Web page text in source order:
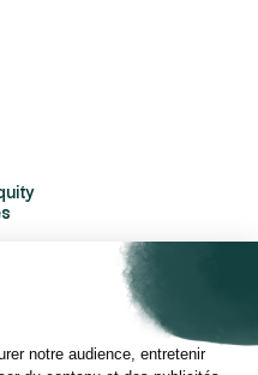
notre audience, entretenir